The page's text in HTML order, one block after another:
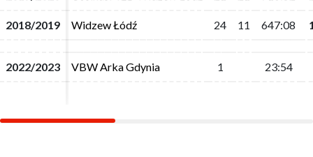
2018/2019 Widzew Łódź 24 11 647:08
2022/2023 VBW Arka Gdynia 1 23:54
2018/2019 Widzew Łódź 24 11 647:08
2022/2023 VBW Arka Gdynia 1 23:54